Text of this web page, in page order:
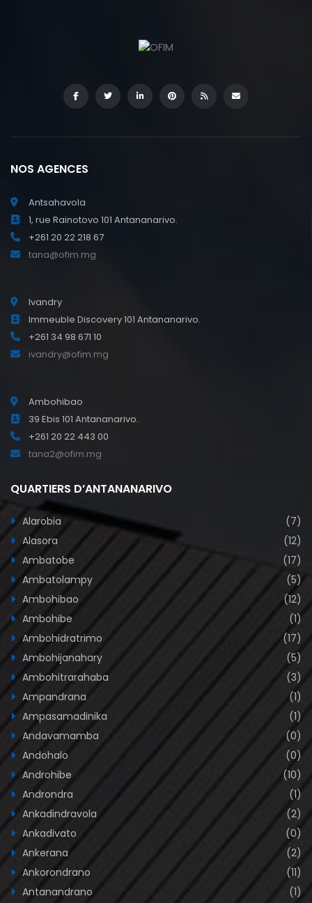
NOS AGENCES
Antsahavola
1, rue Rainotovo 101 Antananarivo.
+261 20 22 218 67
tana@ofim.mg
Ivandry
Immeuble Discovery 101 Antananarivo.
+261 34 98 671 10
ivandry@ofim.mg
Ambohibao
39 Ebis 101 Antananarivo.
+261 20 22 443 00
tana2@ofim.mg
QUARTIERS D’ANTANANARIVO
Alarobia
(7)
Alasora
(12)
Ambatobe
(17)
Ambatolampy
(5)
Ambohibao
(12)
Ambohibe
(1)
Ambohidratrimo
(17)
Ambohijanahary
(5)
Ambohitrarahaba
(3)
Ampandrana
(1)
Ampasamadinika
(1)
Andavamamba
(0)
Andohalo
(0)
Androhibe
(10)
Androndra
(1)
Ankadindravola
(2)
Ankadivato
(0)
Ankerana
(2)
Ankorondrano
(11)
Antanandrano
(1)